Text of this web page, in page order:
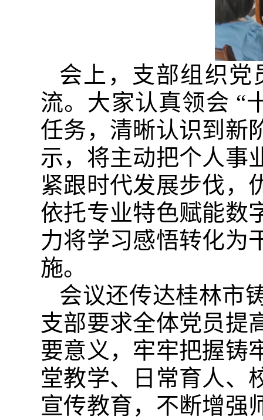
会上，支部组织党
流。大家认真领会 “
任务，清晰认识到新
示，将主动把个人事
紧跟时代发展步伐，
依托专业特色赋能数
力将学习感悟转化为
施。
会议还传达桂林市
支部要求全体党员提
要意义，牢牢把握铸
堂教学、日常育人、
宣传教育，不断增强